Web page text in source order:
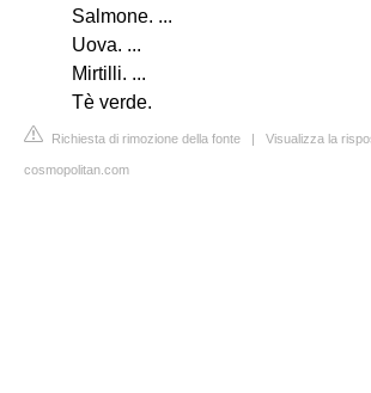
Salmone. ...
Uova. ...
Mirtilli. ...
Tè verde.
Richiesta di rimozione della fonte | Visualizza la
cosmopolitan.com